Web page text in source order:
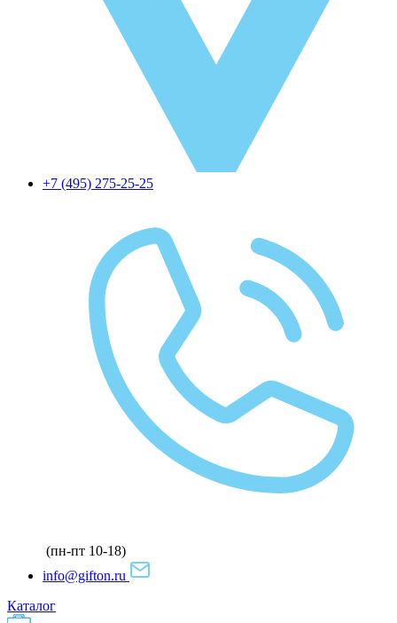
+7 (495) 275-25-25
(пн-пт 10-18)
info@gifton.ru
Каталог